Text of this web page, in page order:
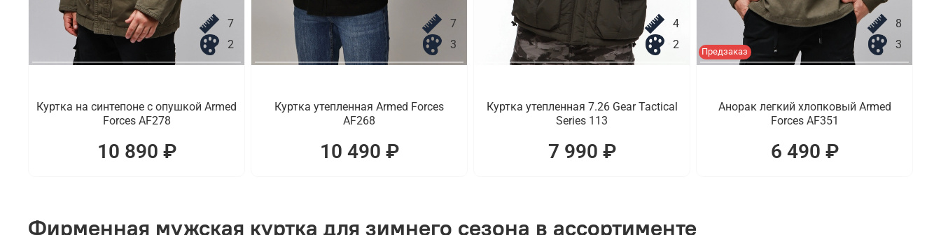
7
2
Куртка на синтепоне с опушкой Armed
Forces AF278
10 890 ₽
7
3
Куртка утепленная Armed Forces
AF268
10 490 ₽
4
2
Куртка утепленная 7.26 Gear Tactical
Series 113
7 990 ₽
Предзаказ
8
3
Анорак легкий хлопковый Armed
Forces AF351
6 490 ₽
Фирменная мужская куртка для зимнего сезона в ассортименте